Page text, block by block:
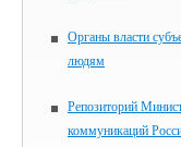
Органы власти
людям
Репозиторий
коммуникаций